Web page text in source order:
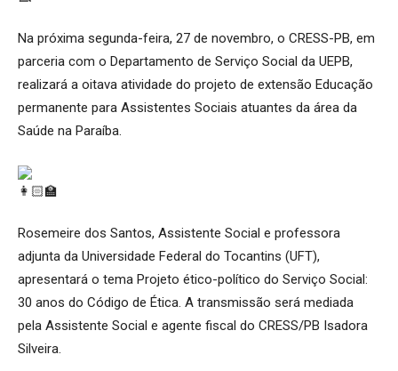
Na próxima segunda-feira, 27 de novembro, o CRESS-PB, em
parceria com o Departamento de Serviço Social da UEPB,
realizará a oitava atividade do projeto de extensão Educação
permanente para Assistentes Sociais atuantes da área da
Saúde na Paraíba.
Rosemeire dos Santos, Assistente Social e professora
adjunta da Universidade Federal do Tocantins (UFT),
apresentará o tema Projeto ético-político do Serviço Social:
30 anos do Código de Ética. A transmissão será mediada
pela Assistente Social e agente fiscal do CRESS/PB Isadora
Silveira.